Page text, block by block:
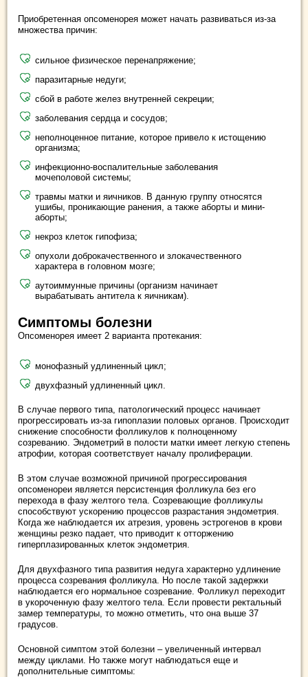
Приобретенная опсоменорея может начать развиваться из-за
множества причин:
сильное физическое перенапряжение;
паразитарные недуги;
сбой в работе желез внутренней секреции;
заболевания сердца и сосудов;
неполноценное питание, которое привело к истощению
организма;
инфекционно-воспалительные заболевания
мочеполовой системы;
травмы матки и яичников. В данную группу относятся
ушибы, проникающие ранения, а также аборты и мини-
аборты;
некроз клеток гипофиза;
опухоли доброкачественного и злокачественного
характера в головном мозге;
аутоиммунные причины (организм начинает
вырабатывать антитела к яичникам).
Симптомы болезни
Опсоменорея имеет 2 варианта протекания:
монофазный удлиненный цикл;
двухфазный удлиненный цикл.
В случае первого типа, патологический процесс начинает
прогрессировать из-за гипоплазии половых органов. Происходит
снижение способности фолликулов к полноценному
созреванию. Эндометрий в полости матки имеет легкую степень
атрофии, которая соответствует началу пролиферации.
В этом случае возможной причиной прогрессирования
опсоменореи является персистенция фолликула без его
перехода в фазу желтого тела. Созревающие фолликулы
способствуют ускорению процессов разрастания эндометрия.
Когда же наблюдается их атрезия, уровень эстрогенов в крови
женщины резко падает, что приводит к отторжению
гиперплазированных клеток эндометрия.
Для двухфазного типа развития недуга характерно удлинение
процесса созревания фолликула. Но после такой задержки
наблюдается его нормальное созревание. Фолликул переходит
в укороченную фазу желтого тела. Если провести ректальный
замер температуры, то можно отметить, что она выше 37
градусов.
Основной симптом этой болезни – увеличенный интервал
между циклами. Но также могут наблюдаться еще и
дополнительные симптомы: